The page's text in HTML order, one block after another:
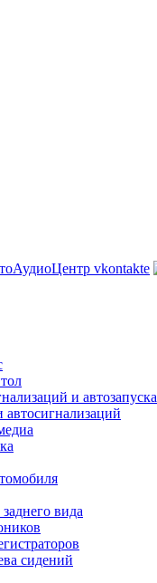
и автозапуска
автосигнализаций
вида
сидений